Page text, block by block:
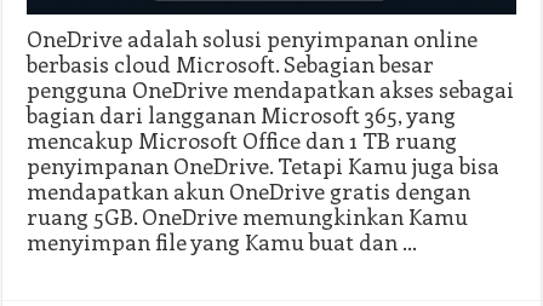
OneDrive adalah solusi penyimpanan online
berbasis cloud Microsoft. Sebagian besar
pengguna OneDrive mendapatkan akses sebagai
bagian dari langganan Microsoft 365, yang
mencakup Microsoft Office dan 1 TB ruang
penyimpanan OneDrive. Tetapi Kamu juga bisa
mendapatkan akun OneDrive gratis dengan
ruang 5GB. OneDrive memungkinkan Kamu
menyimpan file yang Kamu buat dan …